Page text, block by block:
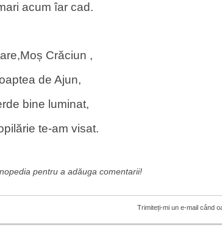
acum îar cad.
Crăciun ,
de Ajun,
bine luminat,
te-am visat.
​​pentru a adăuga comentarii!
Trimiteți-mi un e-mail când